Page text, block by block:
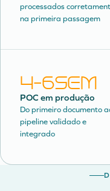
processados
na primeira passagem
4–6sem
POC em produção
Do primeiro documento
pipeline validado e
integrado